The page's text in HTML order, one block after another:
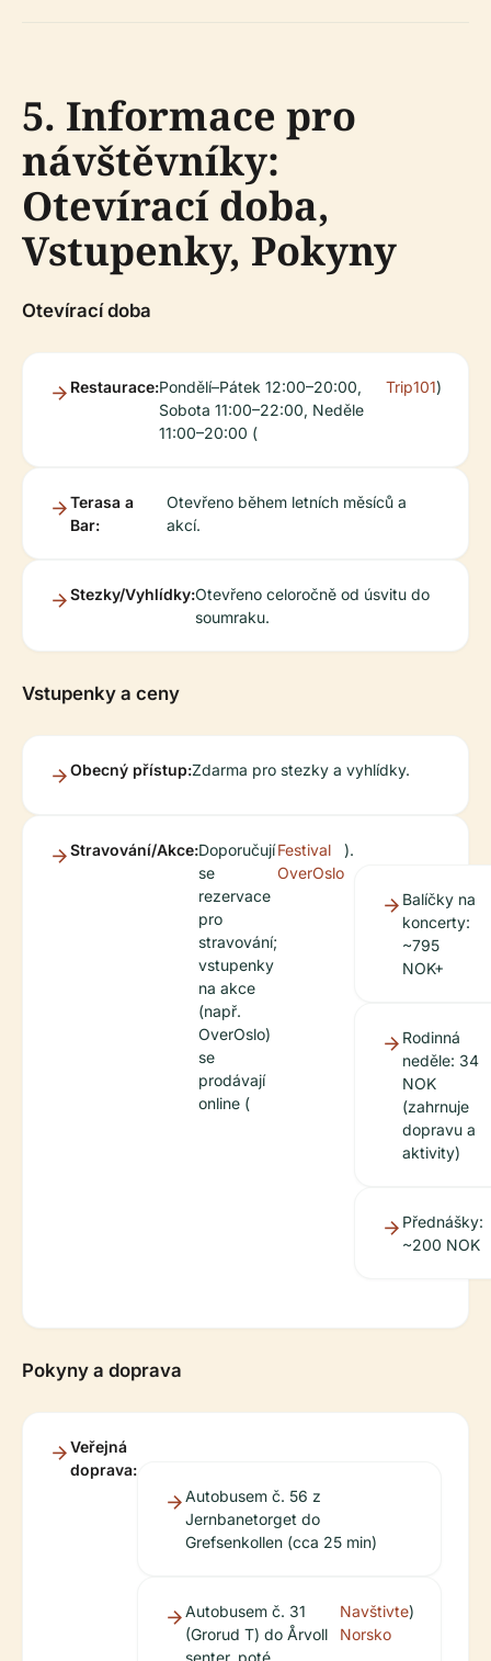
5. Informace pro
návštěvníky:
Otevírací doba,
Vstupenky, Pokyny
Otevírací doba
Restaurace:Pondělí–Pátek 12:00–20:00,
Sobota 11:00–22:00, Neděle
11:00–20:00 (
Trip101)
Terasa a
Bar:
Otevřeno během letních měsíců a
akcí.
Stezky/Vyhlídky:Otevřeno celoročně od úsvitu do
soumraku.
Vstupenky a ceny
Obecný přístup:Zdarma pro stezky a vyhlídky.
Stravování/Akce:Doporučují
se
rezervace
pro
stravování;
vstupenky
na akce
(např.
OverOslo)
se
prodávají
online (
Festival
OverOslo
).
Balíčky na
koncerty:
~795
NOK+
Rodinná
neděle: 34
NOK
(zahrnuje
dopravu a
aktivity)
Přednášky:
~200 NOK
Pokyny a doprava
Veřejná
doprava:
Autobusem č. 56 z
Jernbanetorget do
Grefsenkollen (cca 25 min)
Autobusem č. 31
(Grorud T) do Årvoll
senter, poté
Navštivte
Norsko
)